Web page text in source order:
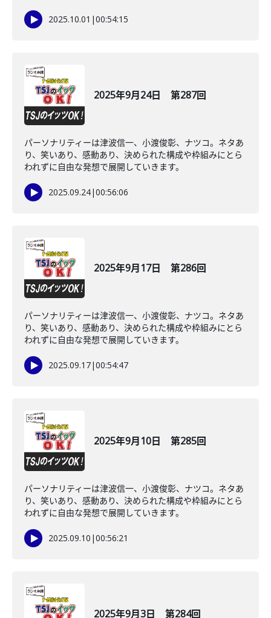
2025.10.01 |00:54:15
2025年9月24日 第287回
パーソナリティーは津波信一、小渡俊彰、ナツコ。ネタあ
り、笑いあり、感動あり、決められた構成や枠組みにとら
われずに自由な発想で展開していきます。
2025.09.24|00:56:06
2025年9月17日 第286回
パーソナリティーは津波信一、小渡俊彰、ナツコ。ネタあ
り、笑いあり、感動あり、決められた構成や枠組みにとら
われずに自由な発想で展開していきます。
2025.09.17|00:54:47
2025年9月10日 第285回
パーソナリティーは津波信一、小渡俊彰、ナツコ。ネタあ
り、笑いあり、感動あり、決められた構成や枠組みにとら
われずに自由な発想で展開していきます。
2025.09.10 |00:56:21
2025年9月3日 第284回